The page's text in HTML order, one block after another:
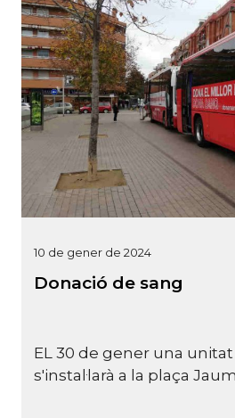
10 de gener de 2024
Donació de sang
EL 30 de gener una
s'instal·larà a la plaça